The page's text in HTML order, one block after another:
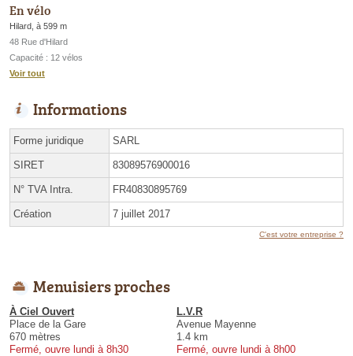
En vélo
Hilard, à 599 m
48 Rue d'Hilard
Capacité : 12 vélos
Voir tout
Informations
Forme juridique SARL
SIRET 83089576900016
N° TVA Intra. FR40830895769
Création 7 juillet 2017
C'est votre entreprise ?
Menuisiers proches
À Ciel Ouvert
Place de la Gare
670 mètres
Fermé, ouvre lundi à 8h30
L.V.R
Avenue Mayenne
1.4 km
Fermé, ouvre lundi à 8h00